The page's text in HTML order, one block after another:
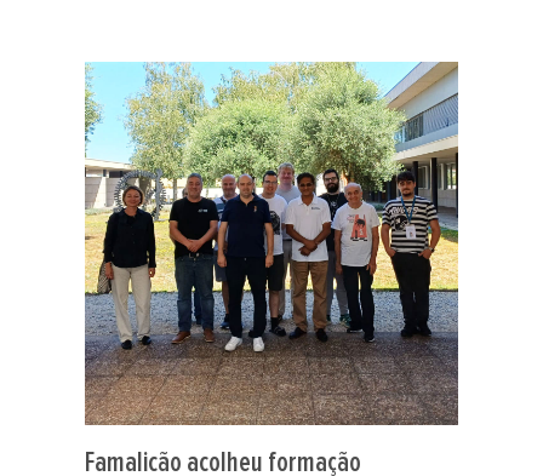
Famalicão acolheu formação